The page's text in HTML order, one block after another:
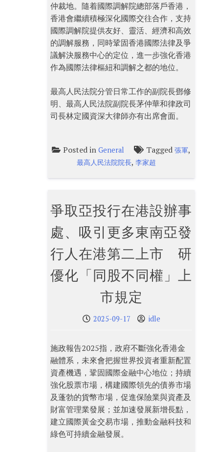
仲裁地。隨着國際調解院總部落戶香港，
香港會繼續積極深化國際交往合作，支持
國際調解院提供友好、靈活、經濟和高效
的調解服務，同時鞏固香港國際法律及爭
議解決服務中心的定位，進一步強化香港
作為國際法律樞紐和調解之都的地位。
最高人民法院分管日常工作的副院長鄧修
明、最高人民法院副院長茅仲華和律政司
司長林定國資深大律師亦有出席會面。
Posted inGeneral Tagged張軍,
最高人民法院院長,李家超
爭取亞投行在港設辦事
處、吸引更多東南亞發
行人在港第二上市 研
優化「同股不同權」上
市規定
2025-09-17 idle
施政報告2025指，政府不斷強化香港金
融體系，未來會把握世界投資者重新配置
資產機遇，鞏固國際金融中心地位；持續
強化股票市場，構建國際領先的債券市場
及蓬勃的貨幣市場，促進保險業與資產及
財富管理業發展；並加速發展新增長點，
建立國際黃金交易市場，推動金融科技和
綠色可持續金融發展。